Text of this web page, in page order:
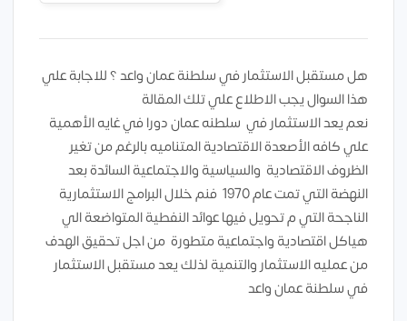
هل مستقبل الاستثمار في سلطنة عمان واعد ؟ للاجابة علي
هذا السوال يجب الاطلاع علي تلك المقالة
نعم يعد الاستثمار في سلطنه عمان دورا في غايه الأهمية
علي كافه الأصعدة الاقتصادية المتناميه بالرغم من تغير
الظروف الاقتصادية والسياسية والاجتماعية السائدة بعد
النهضة التي تمت عام 1970 فنم خلال البرامج الاستثمارية
الناجحة التي م تحويل فيها عوائد النفطية المتواضعة الي
هياكل اقتصادية واجتماعية متطورة من اجل تحقيق الهدف
من عمليه الاستثمار والتنمية لذلك يعد مستقبل الاستثمار
في سلطنة عمان واعد